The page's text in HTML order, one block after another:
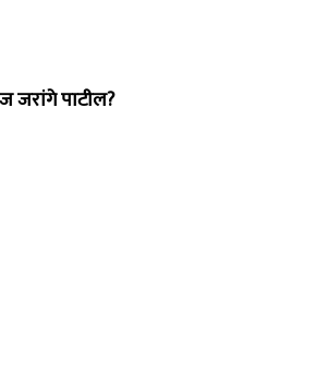
जरांगे पाटील?